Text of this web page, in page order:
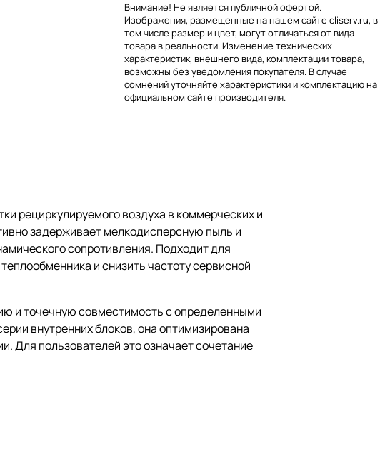
Внимание! Не является публичной офертой.
Изображения, размещенные на нашем сайте cliserv.ru, в
том числе размер и цвет, могут отличаться от вида
товара в реальности. Изменение технических
характеристик, внешнего вида, комплектации товара,
возможны без уведомления покупателя. В случае
сомнений уточняйте характеристики и комплектацию на
официальном сайте производителя.
рециркулируемого воздуха в коммерческих и
задерживает мелкодисперсную пыль и
сопротивления. Подходит для
и снизить частоту сервисной
и точечную совместимость с определенными
внутренних блоков, она оптимизирована
Для пользователей это означает сочетание